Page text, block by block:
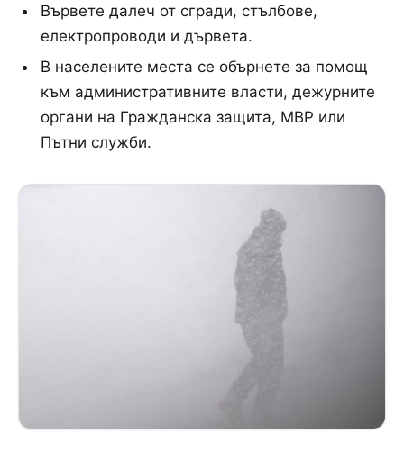
Вървете далеч от сгради, стълбове,
електропроводи и дървета.
В населените места се обърнете за помощ
към административните власти, дежурните
органи на Гражданска защита, МВР или
Пътни служби.